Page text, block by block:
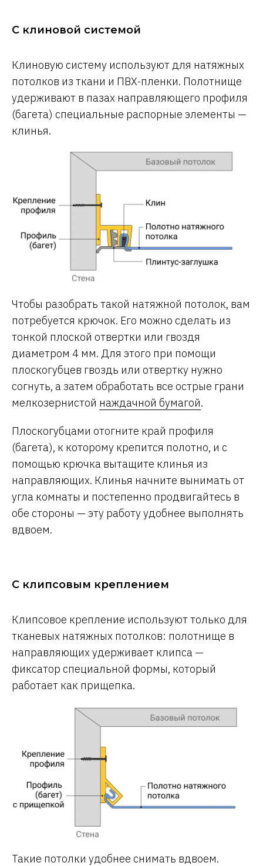
С клиновой системой
Клиновую систему используют для натяжных
потолков из ткани и ПВХ-пленки. Полотнище
удерживают в пазах направляющего профиля
(багета) специальные распорные элементы —
клинья.
Чтобы разобрать такой натяжной потолок, вам
потребуется крючок. Его можно сделать из
тонкой плоской отвертки или гвоздя
диаметром 4 мм. Для этого при помощи
плоскогубцев гвоздь или отвертку нужно
согнуть, а затем обработать все острые грани
мелкозернистой наждачной бумагой.
Плоскогубцами отогните край профиля
(багета), к которому крепится полотно, и с
помощью крючка вытащите клинья из
направляющих. Клинья начните вынимать от
угла комнаты и постепенно продвигайтесь в
обе стороны — эту работу удобнее выполнять
вдвоем.
С клипсовым креплением
Клипсовое крепление используют только для
тканевых натяжных потолков: полотнище в
направляющих удерживает клипса —
фиксатор специальной формы, который
работает как прищепка.
Такие потолки удобнее снимать вдвоем.